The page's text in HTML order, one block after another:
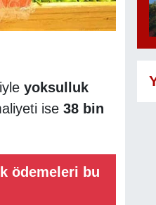
yoksulluk
ise 38 bin
ödemeleri bu